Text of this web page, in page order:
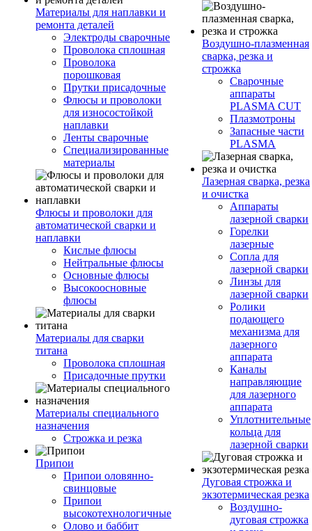
Материалы для наплавки и
ремонта деталей
Электроды сварочные
Проволока сплошная
Проволока
порошковая
Прутки присадочные
Флюсы и проволоки
для износостойкой
наплавки
Ленты сварочные
Специализированные
материалы
Флюсы и проволоки для
автоматической сварки и
наплавки
Кислые флюсы
Нейтральные флюсы
Основные флюсы
Высокоосновные
флюсы
Материалы для сварки
титана
Проволока сплошная
Присадочные прутки
Материалы специального
назначения
Строжка и резка
Припои
Припои оловянно-
свинцовые
Припои
высокотехнологичные
Олово и баббит
Воздушно-плазменная
сварка, резка и
строжка
Сварочные
аппараты
PLASMA CUT
Плазмотроны
Запасные части
PLASMA
Лазерная сварка, резка
и очистка
Аппараты
лазерной сварки
Горелки
лазерные
Сопла для
лазерной сварки
Линзы для
лазерной сварки
Ролики
подающего
механизма для
лазерного
аппарата
Каналы
направляющие
для лазерного
аппарата
Уплотнительные
кольца для
лазерной сварки
Дуговая строжка и
экзотермическая резка
Воздушно-
дуговая строжка